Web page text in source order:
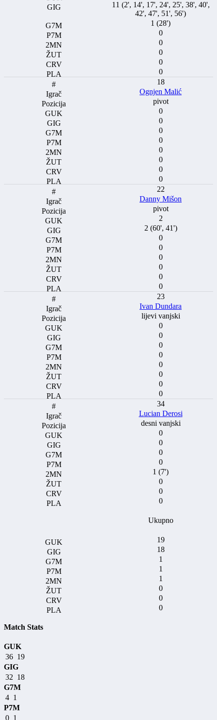
11 (2', 14', 17', 24', 25', 38', 40',
42', 47', 51', 56')
1 (28')
0
0
0
0
0
18
Ognjen Malić
pivot
0
0
0
0
0
0
0
0
22
Danny Mišon
pivot
2
2 (60', 41')
0
0
0
0
0
0
23
Ivan Dundara
lijevi vanjski
0
0
0
0
0
0
0
0
34
Lucian Derosi
desni vanjski
0
0
0
0
1 (7')
0
0
0
Ukupno
19
18
1
1
1
0
0
0
Match Stats
GUK
36 19
GIG
32 18
G7M
4 1
P7M
0 1